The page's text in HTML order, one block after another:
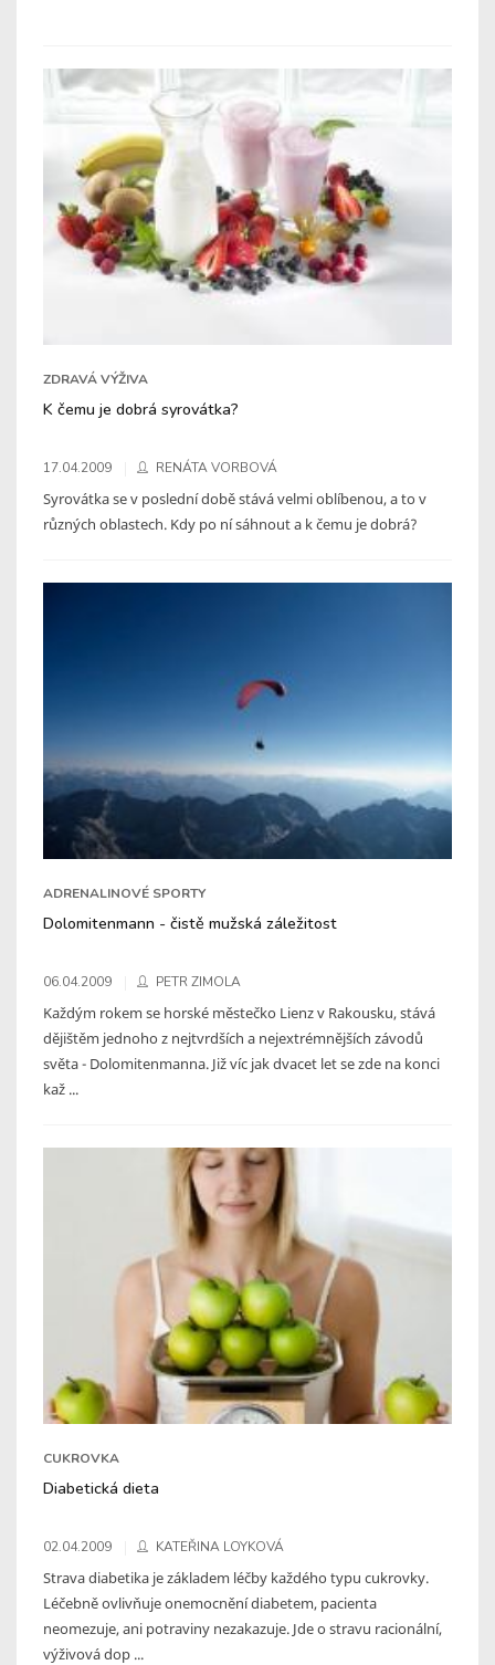
ZDRAVÁ VÝŽIVA
K čemu je dobrá syrovátka?
17.04.2009 RENÁTA VORBOVÁ
Syrovátka se v poslední době stává velmi oblíbenou, a to v
různých oblastech. Kdy po ní sáhnout a k čemu je dobrá?
ADRENALINOVÉ SPORTY
Dolomitenmann - čistě mužská záležitost
06.04.2009 PETR ZIMOLA
Každým rokem se horské městečko Lienz v Rakousku, stává
dějištěm jednoho z nejtvrdších a nejextrémnějších závodů
světa - Dolomitenmanna. Již víc jak dvacet let se zde na konci
kaž ...
CUKROVKA
Diabetická dieta
02.04.2009 KATEŘINA LOYKOVÁ
Strava diabetika je základem léčby každého typu cukrovky.
Léčebně ovlivňuje onemocnění diabetem, pacienta
neomezuje, ani potraviny nezakazuje. Jde o stravu racionální,
výživová dop ...